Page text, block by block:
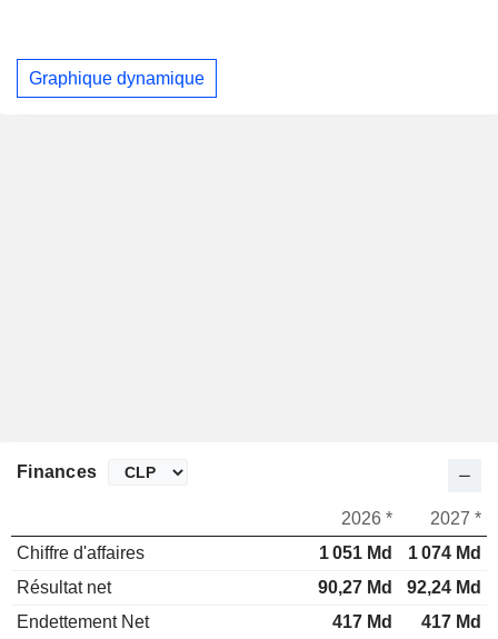
Graphique dynamique
Finances
2026 *
2027 *
Chiffre d'affaires
1 051 Md
1 074 Md
Résultat net
90,27 Md
92,24 Md
Endettement Net
417 Md 417 Md